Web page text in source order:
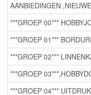
AANBIEDINGEN
***GROEP 00***
***GROEP 01***
***GROEP 02***
***GROEP
***GROEP 04***